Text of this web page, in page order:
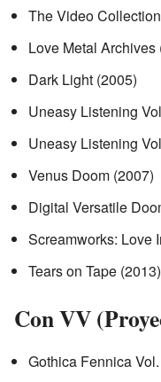
The Video
Love Metal Archives
Dark Light (2005)
Uneasy Listening
Uneasy Listening
Venus Doom (2007)
Digital Versatile
Screamworks: Love
Tears on Tape (2013)
Con VV
Gothica Fennica